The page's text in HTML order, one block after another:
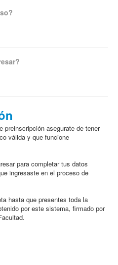
preinscripción asegurate de tener
válida y que funcione
para completar tus datos
ingresaste en el proceso de
hasta que presentes toda la
por este sistema, firmado por